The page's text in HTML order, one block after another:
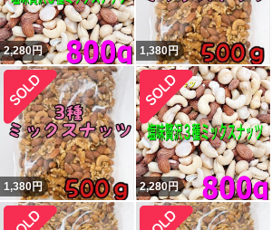
2,280円 1,380円
1,380円 2,280円